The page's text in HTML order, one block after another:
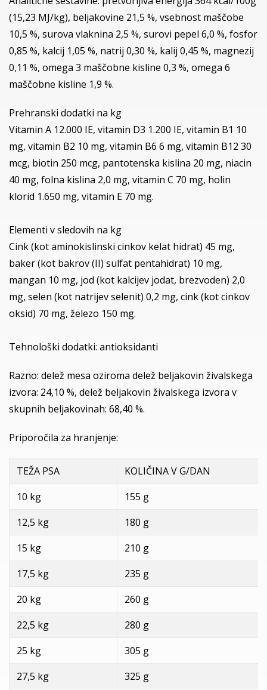
(15,23 MJ/kg), beljakovine 21,5 %, vsebnost maščobe
10,5 %, surova vlaknina 2,5 %, surovi pepel 6,0 %, fosfor
0,85 %, kalcij 1,05 %, natrij 0,30 %, kalij 0,45 %, magnezij
0,11 %, omega 3 maščobne kisline 0,3 %, omega 6
maščobne kisline 1,9 %.
Prehranski dodatki na kg
Vitamin A 12.000 IE, vitamin D3 1.200 IE, vitamin B1 10
mg, vitamin B2 10 mg, vitamin B6 6 mg, vitamin B12 30
mcg, biotin 250 mcg, pantotenska kislina 20 mg, niacin
40 mg, folna kislina 2,0 mg, vitamin C 70 mg, holin
klorid 1.650 mg, vitamin E 70 mg.
Elementi v sledovih na kg
Cink (kot aminokislinski cinkov kelat hidrat) 45 mg,
baker (kot bakrov (II) sulfat pentahidrat) 10 mg,
mangan 10 mg, jod (kot kalcijev jodat, brezvoden) 2,0
mg, selen (kot natrijev selenit) 0,2 mg, cink (kot cinkov
oksid) 70 mg, železo 150 mg.
Tehnološki dodatki: antioksidanti
Razno: delež mesa oziroma delež beljakovin živalskega
izvora: 24,10 %, delež beljakovin živalskega izvora v
skupnih beljakovinah: 68,40 %.
Priporočila za hranjenje:
TEŽA PSA
KOLIČINA V G/DAN
10 kg
155 g
12,5 kg
180 g
15 kg
210 g
17,5 kg
235 g
20 kg
260 g
22,5 kg
280 g
25 kg
305 g
27,5 kg
325 g